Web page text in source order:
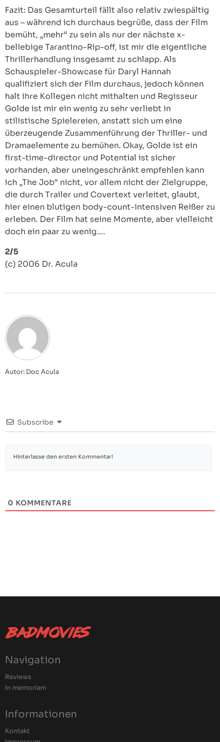
Fazit: Das Gesamturteil fällt also relativ zwiespältig
aus – während ich durchaus begrüße, dass der Film
bemüht, „mehr“ zu sein als nur der nächste x-
beliebige Tarantino-Rip-off, ist mir die eigentliche
Thrillerhandlung insgesamt zu schlapp. Als
Schauspieler-Showcase für Daryl Hannah
qualifiziert sich der Film durchaus, jedoch können
halt ihre Kollegen nicht mithalten und Regisseur
Golde ist mir ein wenig zu sehr verliebt in
stilistische Spielereien, anstatt sich um eine
überzeugende Zusammenführung der Thriller- und
Dramaelemente zu bemühen. Okay, Golde ist ein
first-time-director und Potential ist sicher
vorhanden, aber uneingeschränkt empfehlen kann
ich „The Job“ nicht, vor allem nicht der Zielgruppe,
die durch Trailer und Covertext verleitet, glaubt,
hier einen blutigen body-count-intensiven Reißer zu
erleben. Der Film hat seine Momente, aber vielleicht
doch ein paar zu wenig….
2/5
(c) 2006 Dr. Acula
Autor: Doc Acula
Subscribe
0 KOMMENTARE
Navigation
Reviews
In memoriam
Informationen
Kontakt